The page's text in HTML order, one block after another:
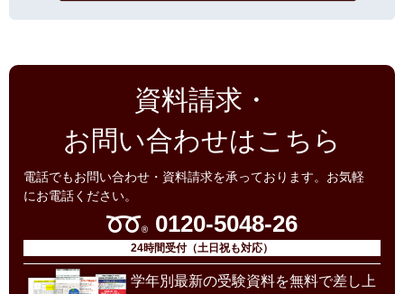
資料請求・
お問い合わせはこちら
電話でもお問い合わせ・資料請求を承っております。お気軽
にお電話ください。
0120-5048-26
24時間受付（土日祝も対応）
学年別最新の受験資料を無料で差し上